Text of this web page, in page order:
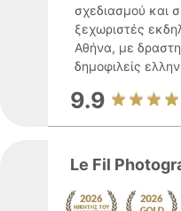
σχεδιασμού και
ξεχωριστές
Αθήνα, με
δημοφιλείς
9.9
Le Fil